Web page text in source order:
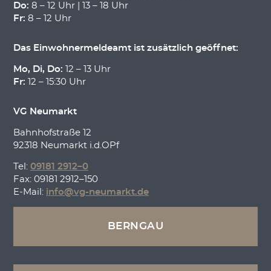
Do: 8 – 12 Uhr | 13 – 18 Uhr
Fr: 8 – 12 Uhr
Das Einwohnermeldeamt ist zusätzlich geöffnet:
Mo, Di, Do: 12 – 13 Uhr
Fr: 12 – 15:30 Uhr
VG Neumarkt
Bahnhofstraße 12
92318 Neumarkt i.d.OPf
Tel: 09181 2912–0
Fax: 09181 2912–150
E-Mail: info@vg-neumarkt.de
BERNGAU